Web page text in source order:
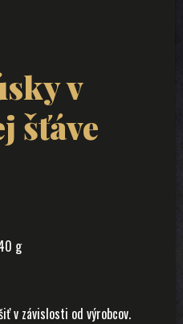
v
šťáve
g
v závislosti od výrobcov.